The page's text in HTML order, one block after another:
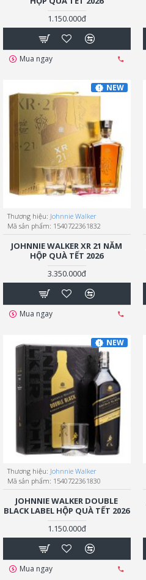
1.150.000đ
Mua ngay
NEW
Thương hiệu: Johnnie Walker
Mã sản phẩm: 1540722361832
JOHNNIE WALKER XR 21 NĂM
HỘP QUÀ TẾT 2026
3.350.000đ
Mua ngay
NEW
Thương hiệu: Johnnie Walker
Mã sản phẩm: 1540722361830
JOHNNIE WALKER DOUBLE
BLACK LABEL HỘP QUÀ TẾT 2026
1.150.000đ
Mua ngay